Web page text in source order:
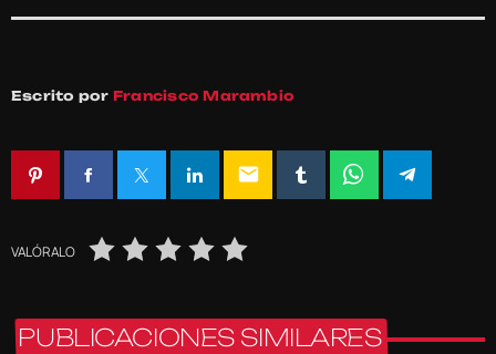
Escrito por Francisco Marambio
email
VALÓRALO
PUBLICACIONES SIMILARES